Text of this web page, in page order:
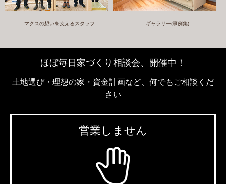
マクスの想いを支えるスタッフ ギャラリー(事例集)
ほぼ毎日家づくり相談会、開催中！
土地選び・理想の家・資金計画など、何でもご相談くだ
さい
営業しません